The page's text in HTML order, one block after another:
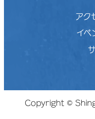
アク
イベ
Copyright ©